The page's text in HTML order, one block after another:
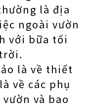
là địa
ngoài vườn
với bữa tối
là về thiết
về các phụ
và bao